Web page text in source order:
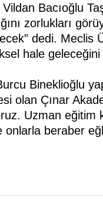
Bacıoğlu
zorlukları
dedi. Meclis
hale
Bineklioğlu
olan Çınar
Uzman
beraber